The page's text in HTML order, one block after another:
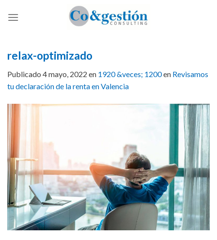
relax-optimizado
Publicado 4 mayo, 2022 en 1920 &veces; 1200en Revisamos
tu declaración de la renta en Valencia